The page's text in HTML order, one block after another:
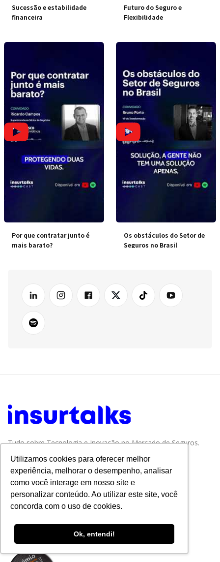
Utilizamos cookies para oferecer melhor
experiência, melhorar o desempenho, analisar
como você interage em nosso site e
personalizar conteúdo. Ao utilizar este site, você
concorda com o uso de cookies.
Ok, entendi!
Sucessão e estabilidade
financeira
Futuro do Seguro e
Flexibilidade
Por que contratar junto é
mais barato?
Os obstáculos do Setor de
Seguros no Brasil
Tudo sobre Tecnologia e Inovação no Mercado de Seguros.